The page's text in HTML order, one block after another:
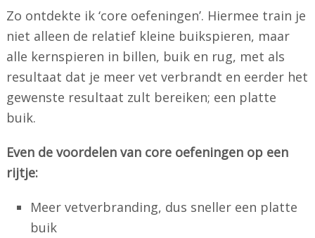
Zo ontdekte ik ‘core oefeningen’. Hiermee train je
niet alleen de relatief kleine buikspieren, maar
alle kernspieren in billen, buik en rug, met als
resultaat dat je meer vet verbrandt en eerder het
gewenste resultaat zult bereiken; een platte
buik.
Even de voordelen van core oefeningen op een
rijtje:
Meer vetverbranding, dus sneller een platte
buik